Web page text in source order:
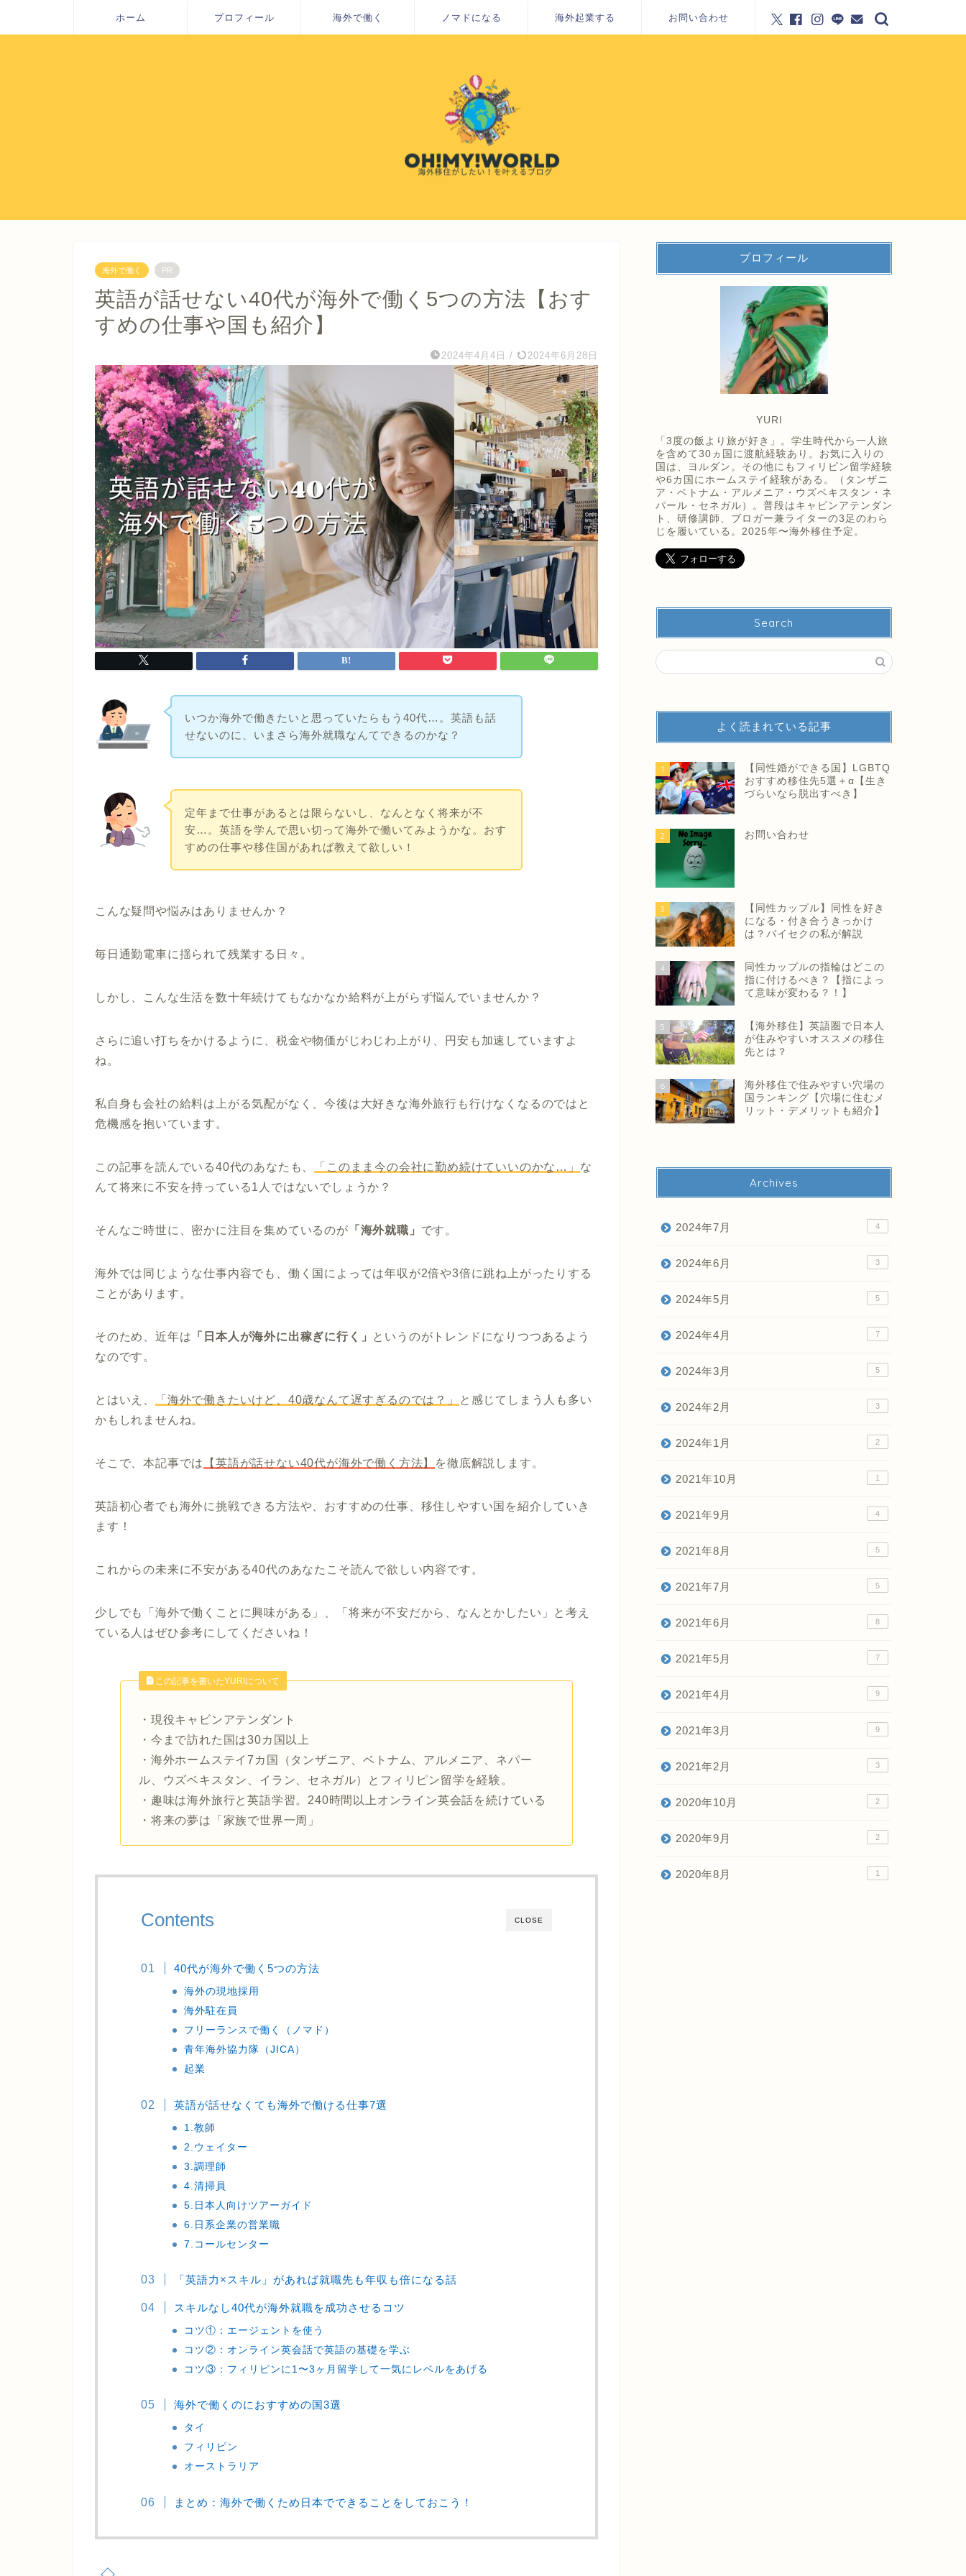
ホーム プロフィール 海外で働く ノマドになる 海外起業する お問い合わせ
海外で働く PR
英語が話せない40代が海外で働く5つの方法【おす
すめの仕事や国も紹介】
2024年4月4日 / 2024年6月28日
いつか海外で働きたいと思っていたらもう40代…。英語も話
せないのに、いまさら海外就職なんてできるのかな？
定年まで仕事があるとは限らないし、なんとなく将来が不
安…。英語を学んで思い切って海外で働いてみようかな。おす
すめの仕事や移住国があれば教えて欲しい！
こんな疑問や悩みはありませんか？
毎日通勤電車に揺られて残業する日々。
しかし、こんな生活を数十年続けてもなかなか給料が上がらず悩んでいませんか？
さらに追い打ちをかけるように、税金や物価がじわじわ上がり、円安も加速していますよ
ね。
私自身も会社の給料は上がる気配がなく、今後は大好きな海外旅行も行けなくなるのではと
危機感を抱いています。
この記事を読んでいる40代のあなたも、 「このまま今の会社に勤め続けていいのかな…」 な
んて将来に不安を持っている1人ではないでしょうか？
そんなご時世に、密かに注目を集めているのが 「海外就職」 です。
海外では同じような仕事内容でも、働く国によっては年収が2倍や3倍に跳ね上がったりする
ことがあります。
そのため、近年は 「日本人が海外に出稼ぎに行く」 というのがトレンドになりつつあるよう
なのです。
とはいえ、 「海外で働きたいけど、40歳なんて遅すぎるのでは？」
と感じてしまう人も多い
かもしれませんね。
そこで、本記事では 【英語が話せない40代が海外で働く方法】 を徹底解説します。
英語初心者でも海外に挑戦できる方法や、おすすめの仕事、移住しやすい国を紹介していき
ます！
これからの未来に不安がある40代のあなたこそ読んで欲しい内容です。
少しでも「海外で働くことに興味がある」、「将来が不安だから、なんとかしたい」と考え
ている人はぜひ参考にしてくださいね！
この記事を書いたYURIについて
・現役キャビンアテンダント
・今まで訪れた国は30カ国以上
・海外ホームステイ7カ国（タンザニア、ベトナム、アルメニア、ネパー
ル、ウズベキスタン、イラン、セネガル）とフィリピン留学を経験。
・趣味は海外旅行と英語学習。240時間以上オンライン英会話を続けている
・将来の夢は「家族で世界一周」
CLOSE
Contents
40代が海外で働く5つの方法
海外の現地採用
海外駐在員
フリーランスで働く（ノマド）
青年海外協力隊（JICA）
起業
英語が話せなくても海外で働ける仕事7選
1.教師
2.ウェイター
3.調理師
4.清掃員
5.日本人向けツアーガイド
6.日系企業の営業職
7.コールセンター
「英語力×スキル」があれば就職先も年収も倍になる話
スキルなし40代が海外就職を成功させるコツ
コツ①：エージェントを使う
コツ②：オンライン英会話で英語の基礎を学ぶ
コツ③：フィリピンに1〜3ヶ月留学して一気にレベルをあげる
海外で働くのにおすすめの国3選
タイ
フィリピン
オーストラリア
まとめ：海外で働くため日本でできることをしておこう！
プロフィール
YURI
「3度の飯より旅が好き」。学生時代から一人旅
を含めて30ヵ国に渡航経験あり。お気に入りの
国は、ヨルダン。その他にもフィリピン留学経験
や6カ国にホームステイ経験がある。（タンザニ
ア・ベトナム・アルメニア・ウズベキスタン・ネ
パール・セネガル）。普段はキャビンアテンダン
ト、研修講師、ブロガー兼ライターの3足のわら
じを履いている。2025年〜海外移住予定。
Search
よく読まれている記事
1
【同性婚ができる国】LGBTQ
おすすめ移住先5選＋α【生き
づらいなら脱出すべき】
2 お問い合わせ
3
【同性カップル】同性を好き
になる・付き合うきっかけ
は？バイセクの私が解説
4
同性カップルの指輪はどこの
指に付けるべき？【指によっ
て意味が変わる？！】
5
【海外移住】英語圏で日本人
が住みやすいオススメの移住
先とは？
6
海外移住で住みやすい穴場の
国ランキング【穴場に住むメ
リット・デメリットも紹介】
Archives
2024年7月 4
2024年6月 3
2024年5月 5
2024年4月 7
2024年3月 5
2024年2月 3
2024年1月 2
2021年10月 1
2021年9月 4
2021年8月 5
2021年7月 5
2021年6月 8
2021年5月 7
2021年4月 9
2021年3月 9
2021年2月 3
2020年10月 2
2020年9月 2
2020年8月 1